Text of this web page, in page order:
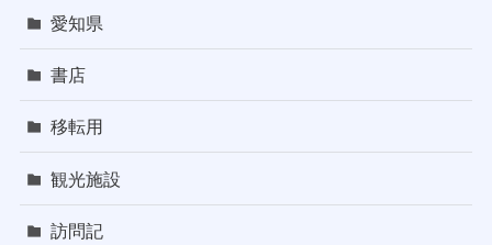
愛知県
書店
移転用
観光施設
訪問記